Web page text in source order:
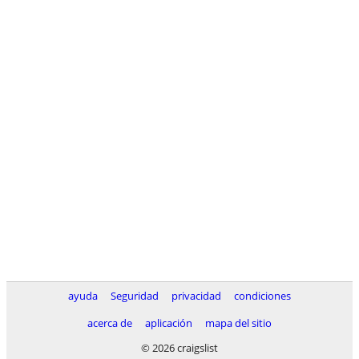
ayuda Seguridad privacidad
condiciones
acerca de
aplicación
mapa del sitio
© 2026 craigslist